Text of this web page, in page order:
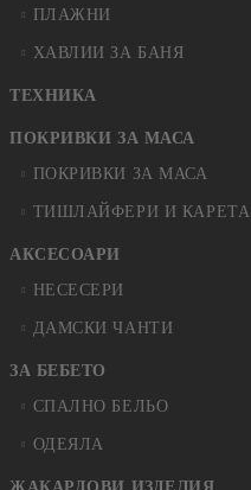
ПЛАЖНИ
ХАВЛИИ ЗА БАНЯ
ТЕХНИКА
ПОКРИВКИ ЗА МАСА
ПОКРИВКИ ЗА МАСА
ТИШЛАЙФЕРИ И КАРЕТА
АКСЕСОАРИ
НЕСЕСЕРИ
ДАМСКИ ЧАНТИ
ЗА БЕБЕТО
СПАЛНО БЕЛЬО
ОДЕЯЛА